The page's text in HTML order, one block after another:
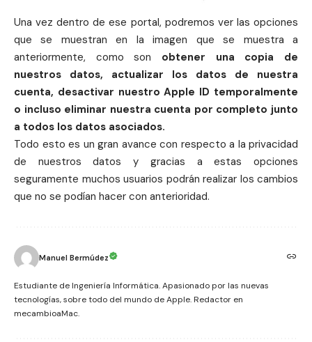
Una vez dentro de ese portal, podremos ver las opciones
que se muestran en la imagen que se muestra a
anteriormente, como son obtener una copia de
nuestros datos, actualizar los datos de nuestra
cuenta, desactivar nuestroApple ID temporalmente
o incluso eliminar nuestra cuenta por completo junto
a todos los datos asociados.
Todo esto es un gran avance con respecto a la privacidad
de nuestros datos y gracias a estas opciones
seguramente muchos usuarios podrán realizar los cambios
que no se podían hacer con anterioridad.
Manuel Bermúdez
Estudiante de Ingeniería Informática. Apasionado por las nuevas
tecnologías, sobre todo del mundo de Apple. Redactor en
mecambioaMac.